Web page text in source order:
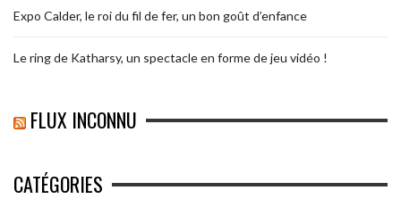
Expo Calder, le roi du fil de fer, un bon goût d’enfance
Le ring de Katharsy, un spectacle en forme de jeu vidéo !
FLUX INCONNU
CATÉGORIES